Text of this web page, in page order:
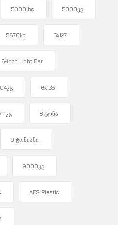
5000lbs 5000კგ
5670kg 5x127
6-inch Light Bar
6x135
8 ტონა
9 ტონიანი
9000კგ
ABS Plastic